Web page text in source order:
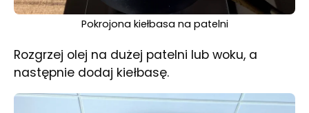
Pokrojona kiełbasa na patelni
Rozgrzej olej na dużej patelni lub woku, a
następnie dodaj kiełbasę.